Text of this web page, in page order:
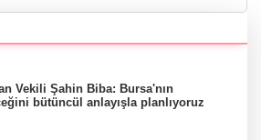
Vekili Şahin Biba: Bursa'nın
bütüncül anlayışla planlıyoruz